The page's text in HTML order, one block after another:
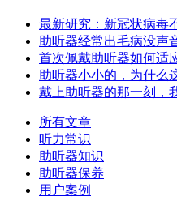
最新研究：新冠状病毒
助听器经常出毛病没声
首次佩戴助听器如何适
助听器小小的，为什么
戴上助听器的那一刻，
所有文章
听力常识
助听器知识
助听器保养
用户案例